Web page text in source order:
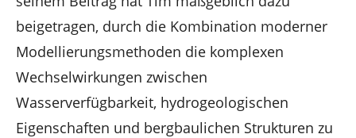
beigetragen, durch die Kombination moderner
Modellierungsmethoden die komplexen
Wechselwirkungen zwischen
Wasserverfügbarkeit, hydrogeologischen
Eigenschaften und bergbaulichen Strukturen zu